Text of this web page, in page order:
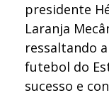
presidente
Laranja
ressaltando
futebol do
sucesso e